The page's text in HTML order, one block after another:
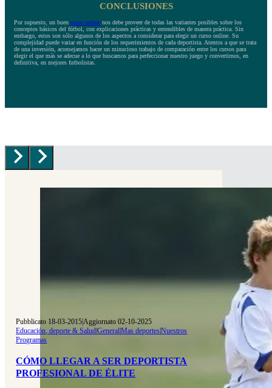
CONCLUSIONES
Por supuesto, un buen curso online nos debe proveer de todas las variantes posibles sobre los
conceptos básicos del fútbol, con explicaciones prácticas y entendibles de manera práctica. Sin
embargo, estos son sólo algunos de los aspectos a considerar para elegir un curso online. Su
complejidad puede variar en función de los requerimientos de cada deportista. Atentos a que se trata
de una inversión, aconsejamos hacer un minucioso trabajo de comparación entre los cursos para
elegir el que más se adecue a lo que buscamos para perfeccionar nuestro juego y convertirnos, en
definitiva, en mejores futbolistas.
Pubblicato 18-03-2015|Aggiornato 02-10-2025
Educación, deporte & Salud|General|Mas deportes|Nuestros
Programas
CÓMO LLEGAR A SER DEPORTISTA
PROFESIONAL DE ÉLITE